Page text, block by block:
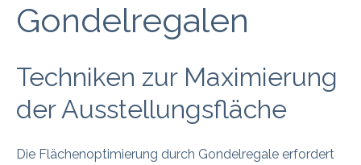
Gondelregalen
Techniken zur Maximierung
der Ausstellungsfläche
Die Flächenoptimierung durch Gondelregale erfordert